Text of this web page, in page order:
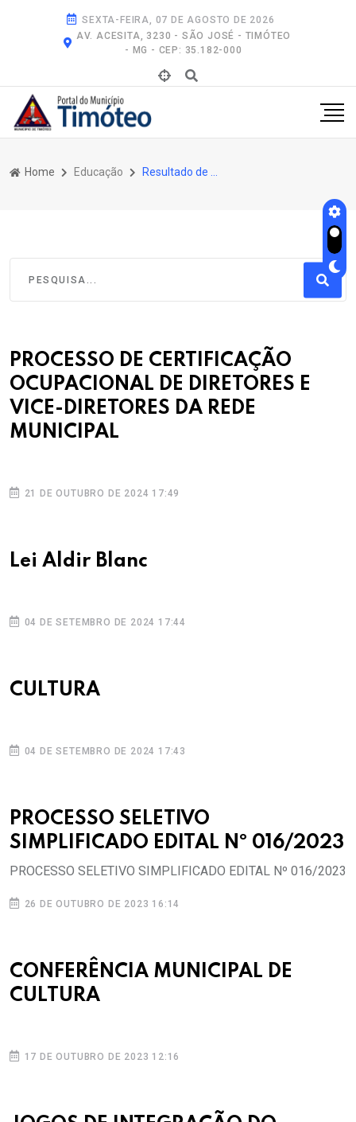
SEXTA-FEIRA, 07 DE AGOSTO DE 2026
AV. ACESITA, 3230 - SÃO JOSÉ - TIMÓTEO
- MG - CEP: 35.182-000
Home Educação
PROCESSO DE CERTIFICAÇÃO
OCUPACIONAL DE DIRETORES E
VICE-DIRETORES DA REDE
MUNICIPAL
21 DE OUTUBRO DE 2024 17:49
Lei Aldir Blanc
04 DE SETEMBRO DE 2024 17:44
CULTURA
04 DE SETEMBRO DE 2024 17:43
PROCESSO SELETIVO
SIMPLIFICADO EDITAL Nº 016/2023
PROCESSO SELETIVO SIMPLIFICADO EDITAL Nº 016/2023
26 DE OUTUBRO DE 2023 16:14
CONFERÊNCIA MUNICIPAL DE
CULTURA
17 DE OUTUBRO DE 2023 12:16